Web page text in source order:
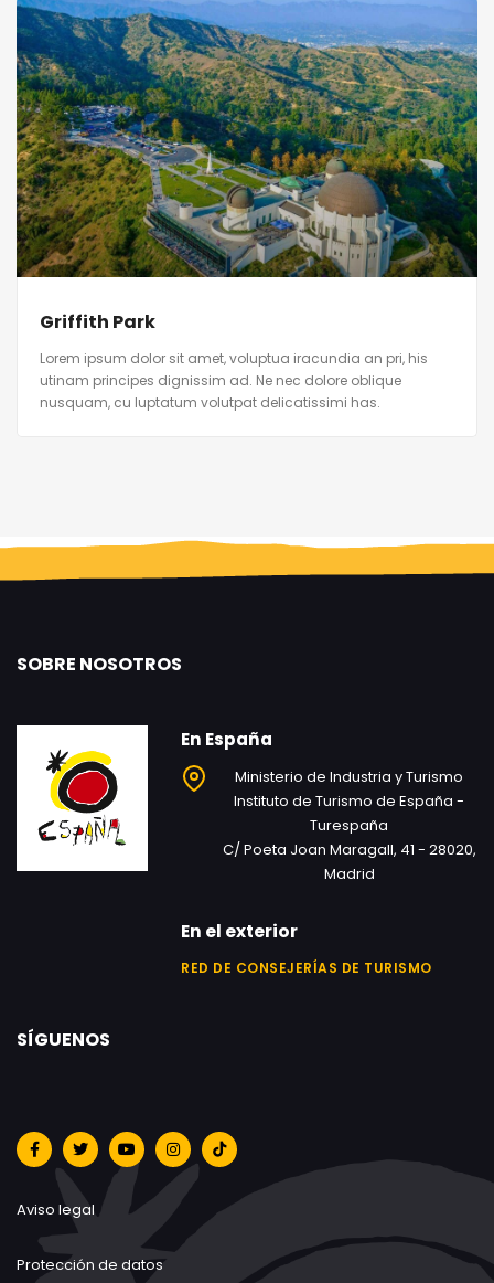
Griffith Park
Lorem ipsum dolor sit amet, voluptua iracundia an pri, his
utinam principes dignissim ad. Ne nec dolore oblique
nusquam, cu luptatum volutpat delicatissimi has.
SOBRE NOSOTROS
En España
Ministerio de Industria y Turismo
Instituto de Turismo de España -
Turespaña
C/ Poeta Joan Maragall, 41 - 28020,
Madrid
En el exterior
RED DE CONSEJERÍAS DE TURISMO
SÍGUENOS
Aviso legal
Protección de datos